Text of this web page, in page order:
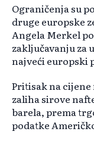
Ograničenja su
druge europske
Angela Merkel
zaključavanju za
najveći europski
Pritisak na
zaliha sirove
barela, prema
podatke